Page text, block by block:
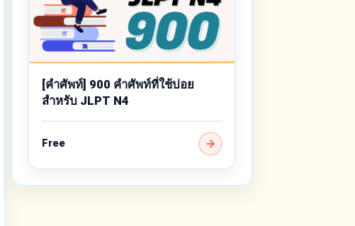
[คำศัพท์] 900 คำศัพท์ที่ใช้บ่อย
สำหรับ JLPT N4
Free